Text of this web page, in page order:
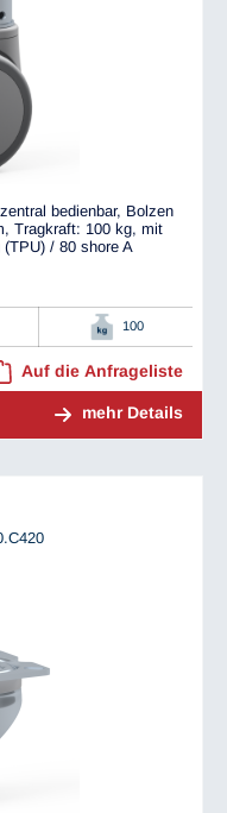
bedienbar, Bolzen
Tragkraft: 100 kg, mit
/ 80 shore A
100
Auf die Anfrageliste
mehr Details